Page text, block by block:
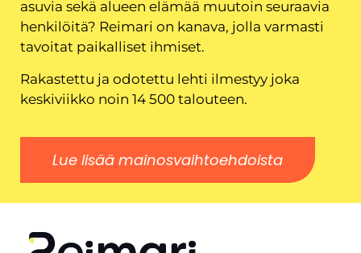
asuvia sekä alueen elämää muutoin seuraavia
henkilöitä? Reimari on kanava, jolla varmasti
tavoitat paikalliset ihmiset.
Rakastettu ja odotettu lehti ilmestyy joka
keskiviikko noin 14 500 talouteen.
Lue lisää mainosvaihtoehdoista